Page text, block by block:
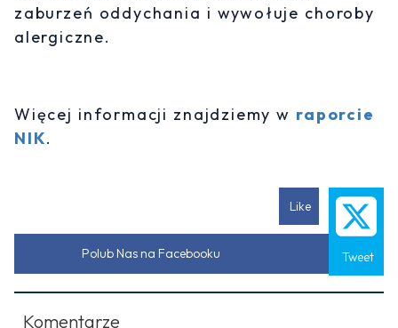
zaburzeń oddychania i wywołuje choroby
alergiczne.
Więcej informacji znajdziemy w raporcie
NIK.
Like
Tweet
Polub Nas na Facebooku
Komentarze